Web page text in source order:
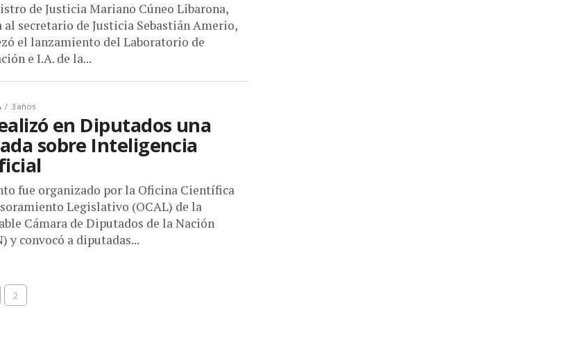
de Justicia Mariano Cúneo Libarona,
al secretario de Justicia Sebastián Amerio,
el lanzamiento del Laboratorio de
e I.A. de la...
3 años
en Diputados una
sobre Inteligencia
fue organizado por la Oficina Científica
Legislativo (OCAL) de la
Cámara de Diputados de la Nación
y convocó a diputadas...
2